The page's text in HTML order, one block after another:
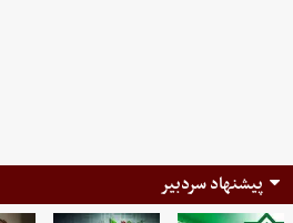
پیشنهاد سردبیر